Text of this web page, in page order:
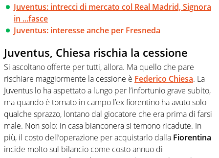
Juventus: intrecci di mercato col Real Madrid, Signora
in ...fasce
Juventus: interesse anche per Fresneda
Juventus, Chiesa rischia la cessione
Si ascoltano offerte per tutti, allora. Ma quello che pare
rischiare maggiormente la cessione è Federico Chiesa. La
Juventus lo ha aspettato a lungo per l’infortunio grave subito,
ma quando è tornato in campo l’ex fiorentino ha avuto solo
qualche sprazzo, lontano dal giocatore che era prima di farsi
male. Non solo: in casa bianconera si temono ricadute. In
più, il costo dell’operazione per acquistarlo dalla Fiorentina
incide molto sul bilancio come costo annuo di